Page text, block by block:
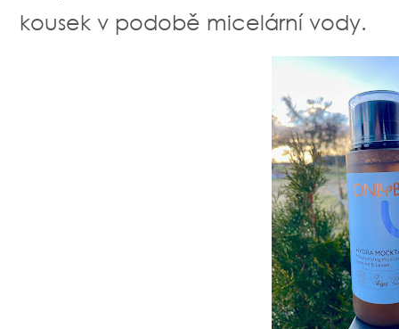
kousek v podobě micelární vody.